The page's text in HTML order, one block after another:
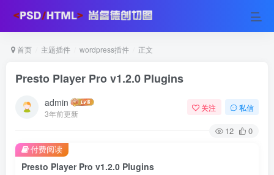
首页 主题插件 wordpress插件 正文
Presto Player Pro v1.2.0 Plugins
admin
3年前更新
关注 私信
12 0
Presto Player Pro v1.2.0 Plugins
付费阅读